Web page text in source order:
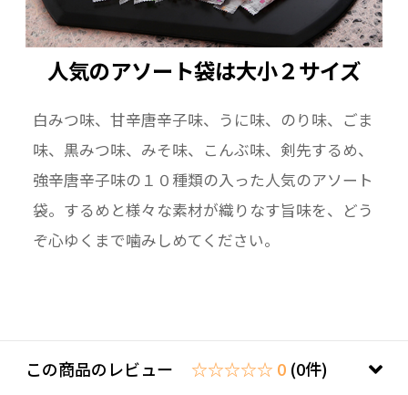
人気のアソート袋は大小２サイズ
白みつ味、甘辛唐辛子味、うに味、のり味、ごま
味、黒みつ味、みそ味、こんぶ味、剣先するめ、
強辛唐辛子味の１０種類の入った人気のアソート
袋。するめと様々な素材が織りなす旨味を、どう
ぞ心ゆくまで噛みしめてください。
この商品のレビュー ☆☆☆☆☆ 0 (0件)